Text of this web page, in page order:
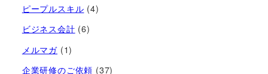
ピープルスキル (4)
ビジネス会計 (6)
メルマガ (1)
企業研修のご依頼 (37)